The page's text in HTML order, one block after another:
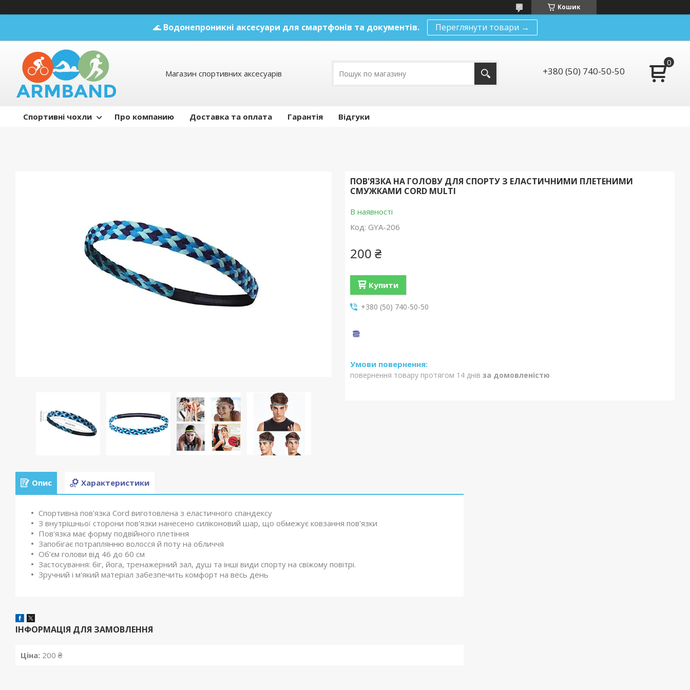
Кошик
🌊 Водонепроникні аксесуари для смартфонів та документів. Переглянути товари →
Магазин спортивних аксесуарів +380 (50) 740-50-50
Спортивні чохли Про компанию Доставка та оплата Гарантія Відгуки
ПОВ'ЯЗКА НА ГОЛОВУ ДЛЯ СПОРТУ З ЕЛАСТИЧНИМИ ПЛЕТЕНИМИ
СМУЖКАМИ CORD MULTI
В наявності
Код: GYA-206
200 ₴
Купити
+380 (50) 740-50-50
повернення товару протягом 14 днів за домовленістю
Опис Характеристики
Cпортивна пов'язка Cord виготовлена з еластичного спандексу
З внутрішньої сторони пов'язки нанесено силіконовий шар, що обмежує ковзання пов'язки
Пов'язка має форму подвійного плетіння
Запобігає потраплянню волосся й поту на обличчя
Об'єм голови від 46 до 60 см
Застосування: біг, йога, тренажерний зал, душ та інші види спорту на свіжому повітрі.
Зручний і м'який матеріал забезпечить комфорт на весь день
ІНФОРМАЦІЯ ДЛЯ ЗАМОВЛЕННЯ
Ціна: 200 ₴